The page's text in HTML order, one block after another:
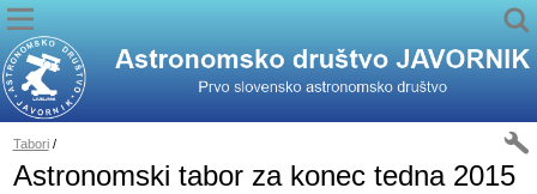
Tabori/
Astronomski tabor za konec tedna 2015